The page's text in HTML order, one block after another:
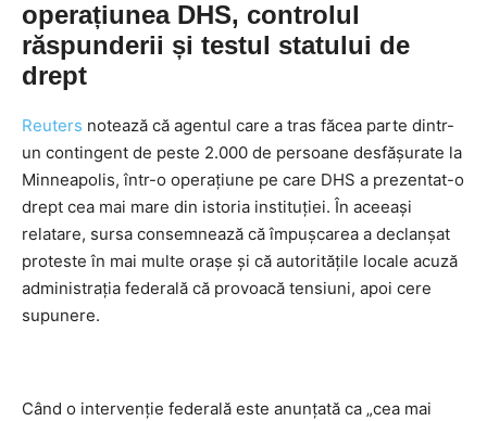
operațiunea DHS, controlul
răspunderii și testul statului de
drept
Reuters notează că agentul care a tras făcea parte dintr-
un contingent de peste 2.000 de persoane desfășurate la
Minneapolis, într-o operațiune pe care DHS a prezentat-o
drept cea mai mare din istoria instituției. În aceeași
relatare, sursa consemnează că împușcarea a declanșat
proteste în mai multe orașe și că autoritățile locale acuză
administrația federală că provoacă tensiuni, apoi cere
supunere.
Când o intervenție federală este anunțată ca „cea mai